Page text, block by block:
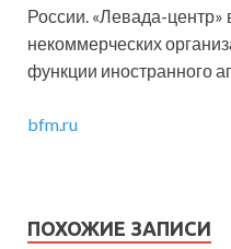
России. «Левада-центр»
некоммерческих
функции иностранного
bfm.ru
ПОХОЖИЕ ЗАПИСИ